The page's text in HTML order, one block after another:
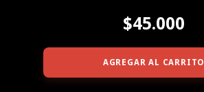
$45.000
AGREGAR AL CARRITO